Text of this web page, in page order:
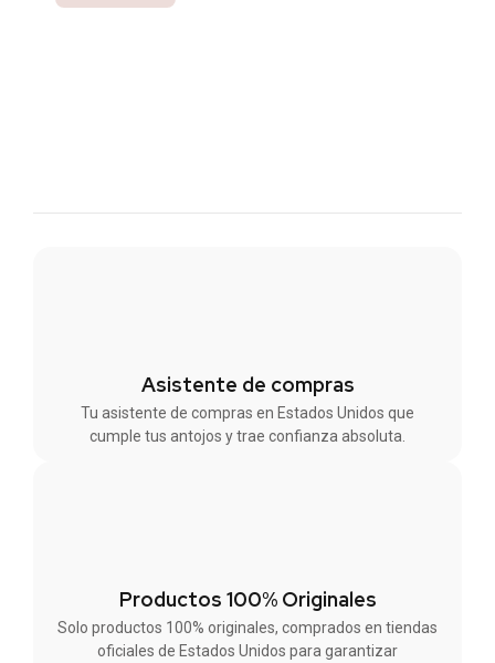
Asistente de compras
Tu asistente de compras en Estados Unidos que
cumple tus antojos y trae confianza absoluta.
Productos 100% Originales
Solo productos 100% originales, comprados en tiendas
oficiales de Estados Unidos para garantizar